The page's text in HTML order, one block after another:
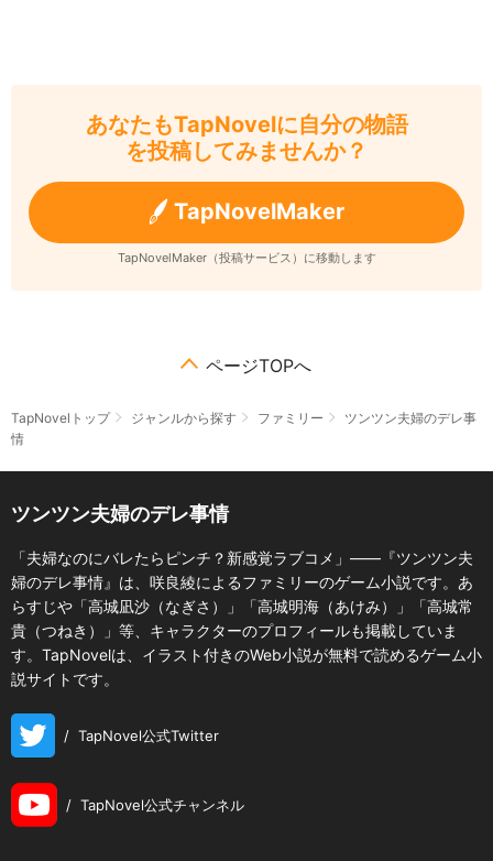
あなたもTapNovelに自分の物語
を投稿してみませんか？
TapNovelMaker
TapNovelMaker（投稿サービス）に移動します
ページTOPへ
TapNovelトップ ジャンルから探す ファミリー
ツンツン夫婦のデレ事
情
ツンツン夫婦のデレ事情
「夫婦なのにバレたらピンチ？新感覚ラブコメ」――『ツンツン夫
婦のデレ事情』は、咲良綾によるファミリーのゲーム小説です。あ
らすじや「高城凪沙（なぎさ）」「高城明海（あけみ）」「高城常
貴（つねき）」等、キャラクターのプロフィールも掲載していま
す。TapNovelは、イラスト付きのWeb小説が無料で読めるゲーム小
説サイトです。
/ TapNovel公式Twitter
/ TapNovel公式チャンネル